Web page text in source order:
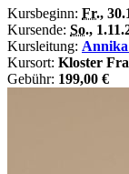
Kursbeginn: Fr.,
Kursende: So.,
Kursleitung:
Kursort: Kloster
Gebühr: 199,00 €